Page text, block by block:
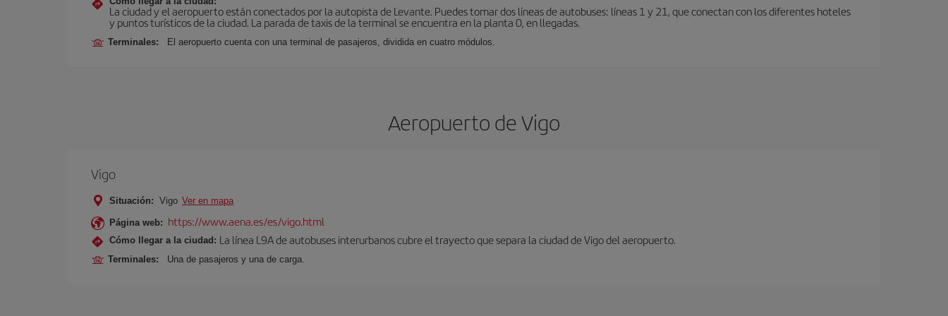
La ciudad y el aeropuerto están conectados por la autopista de Levante. Puedes tomar dos líneas de autobuses: líneas 1 y 21, que conectan con los diferentes hoteles
y puntos turísticos de la ciudad. La parada de taxis de la terminal se encuentra en la planta 0, en llegadas.
Terminales: El aeropuerto cuenta con una terminal de pasajeros, dividida en cuatro módulos.
Aeropuerto de Vigo
Vigo
Situación: Vigo Ver en mapa
Página web: https://www.aena.es/es/vigo.html
Cómo llegar a la ciudad: La línea L9A de autobuses interurbanos cubre el trayecto que separa la ciudad de Vigo del aeropuerto.
Terminales: Una de pasajeros y una de carga.